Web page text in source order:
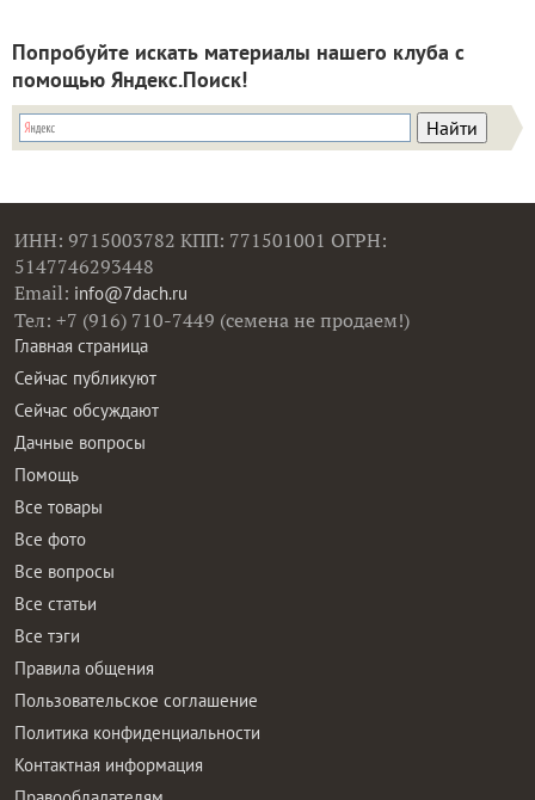
Попробуйте искать материалы нашего клуба с
помощью Яндекс.Поиск!
ИНН: 9715003782 КПП: 771501001 ОГРН:
5147746293448
Email: info@7dach.ru
Тел: +7 (916) 710-7449 (семена не продаем!)
Главная страница
Сейчас публикуют
Сейчас обсуждают
Дачные вопросы
Помощь
Все товары
Все фото
Все вопросы
Все статьи
Все тэги
Правила общения
Пользовательское соглашение
Политика конфиденциальности
Контактная информация